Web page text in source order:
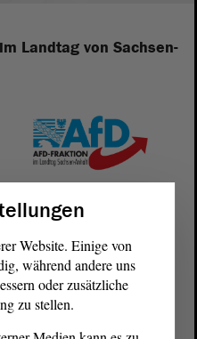
Landtag von Sachsen-
Website. Einige von
während andere uns
oder zusätzliche
zu stellen.